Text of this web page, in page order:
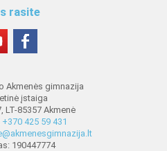
rasite
Akmenės gimnazija
įstaiga
LT-85357 Akmenė
+370 425 59 431
190447774